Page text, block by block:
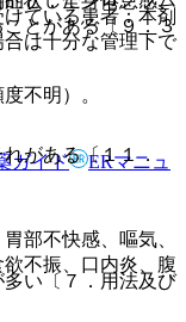
ている患者：本剤
は十分な管理下で
がある〔１１．
い〔７．用法及び
とがある〔９．３
不明）。
部不快感、嘔気、
不振、口内炎、腹
ガイド
ERマニュ